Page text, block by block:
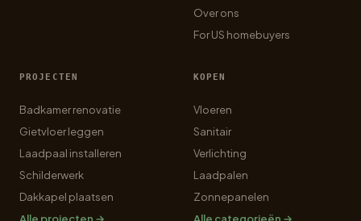
Over ons
For US homebuyers
PROJECTEN
Badkamer renovatie
Gietvloer leggen
Laadpaal installeren
Schilderwerk
Dakkapel plaatsen
KOPEN
Vloeren
Sanitair
Verlichting
Laadpalen
Zonnepanelen